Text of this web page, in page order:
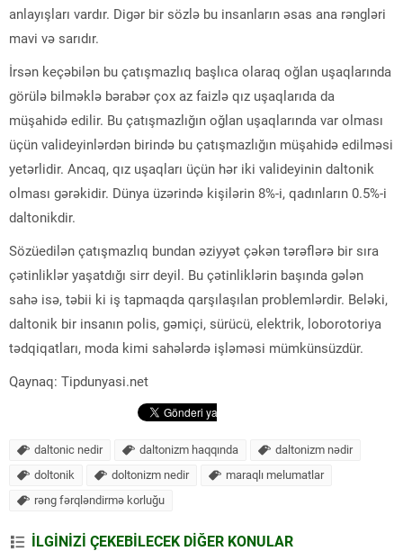
anlayışları vardır. Digər bir sözlə bu insanların əsas ana rəngləri
mavi və sarıdır.
İrsən keçəbilən bu çatışmazlıq başlıca olaraq oğlan uşaqlarında
görülə bilməklə bərabər çox az faizlə qız uşaqlarıda da
müşahidə edilir. Bu çatışmazlığın oğlan uşaqlarında var olması
üçün valideyinlərdən birində bu çatışmazlığın müşahidə edilməsi
yetərlidir. Ancaq, qız uşaqları üçün hər iki valideyinin daltonik
olması gərəkidir. Dünya üzərində kişilərin 8%-i, qadınların 0.5%-i
daltonikdir.
Sözüedilən çatışmazlıq bundan əziyyət çəkən tərəflərə bir sıra
çətinliklər yaşatdığı sirr deyil. Bu çətinliklərin başında gələn
sahə isə, təbii ki iş tapmaqda qarşılaşılan problemlərdir. Beləki,
daltonik bir insanın polis, gəmiçi, sürücü, elektrik, loborotoriya
tədqiqatları, moda kimi sahələrdə işləməsi mümkünsüzdür.
Qaynaq: Tipdunyasi.net
daltonic nedir daltonizm haqqında
daltonizm nədir
doltonik
doltonizm nedir
maraqlı melumatlar
rəng fərqləndirmə korluğu
İLGİNİZİ ÇEKEBİLECEK DİĞER KONULAR